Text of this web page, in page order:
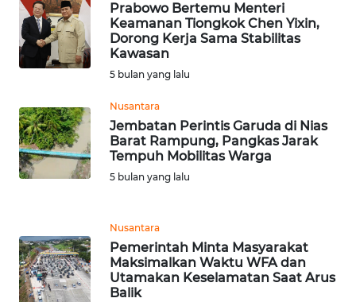
Prabowo Bertemu Menteri
Keamanan Tiongkok Chen Yixin,
Dorong Kerja Sama Stabilitas
Kawasan
5 bulan yang lalu
Nusantara
Jembatan Perintis Garuda di Nias
Barat Rampung, Pangkas Jarak
Tempuh Mobilitas Warga
5 bulan yang lalu
Nusantara
Pemerintah Minta Masyarakat
Maksimalkan Waktu WFA dan
Utamakan Keselamatan Saat Arus
Balik
WN
NTB
WN
SULBAR
WN
SUMBAR